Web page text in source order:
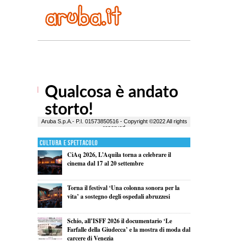
Cultura e Spettacolo
CiAq 2026, L’Aquila torna a celebrare il
cinema dal 17 al 20 settembre
Torna il festival ‘Una colonna sonora per la
vita’ a sostegno degli ospedali abruzzesi
Schio, all’ISFF 2026 il documentario ‘Le
Farfalle della Giudecca’ e la mostra di moda dal
carcere di Venezia